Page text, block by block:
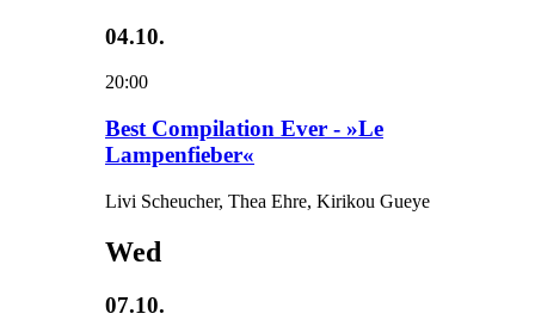
04.10.
20:00
Best Compilation Ever - »Le
Lampenfieber«
Livi Scheucher, Thea Ehre, Kirikou Gueye
Wed
07.10.